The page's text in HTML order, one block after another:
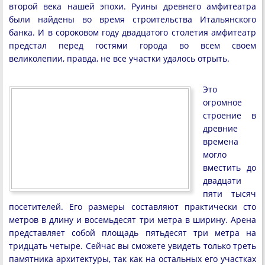
второй века нашей эпохи. Руины древнего амфитеатра
были найдены во время строительства Итальянского
банка. И в сороковом году двадцатого столетия амфитеатр
предстал перед гостями города во всем своем
великолепии, правда, не все участки удалось отрыть.
Это
огромное
строение в
древние
времена
могло
вместить до
двадцати
пяти тысяч
посетителей. Его размеры составляют практически сто
метров в длину и восемьдесят три метра в ширину. Арена
представляет собой площадь пятьдесят три метра на
тридцать четыре. Сейчас вы сможете увидеть только треть
памятника архитектуры, так как на остальных его участках